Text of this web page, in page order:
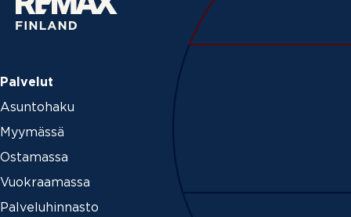
Palvelut
Asuntohaku
Myymässä
Ostamassa
Vuokraamassa
Palveluhinnasto